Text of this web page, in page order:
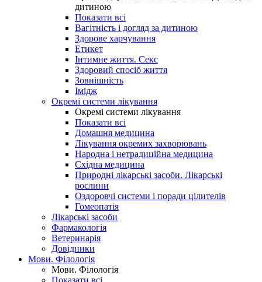
дитиною
Показати всі
Вагітність і догляд за дитиною
Здорове харчування
Етикет
Інтимне життя. Секс
Здоровий спосіб життя
Зовнішність
Імідж
Окремі системи лікування
Окремі системи лікування
Показати всі
Домашня медицина
Лікування окремих захворювань
Народна і нетрадиційна медицина
Східна медицина
Природні лікарські засоби. Лікарські
рослини
Оздоровчі системи і поради цілителів
Гомеопатія
Лікарські засоби
Фармакологія
Ветеринарія
Довідники
Мови. Філологія
Мови. Філологія
Показати всі